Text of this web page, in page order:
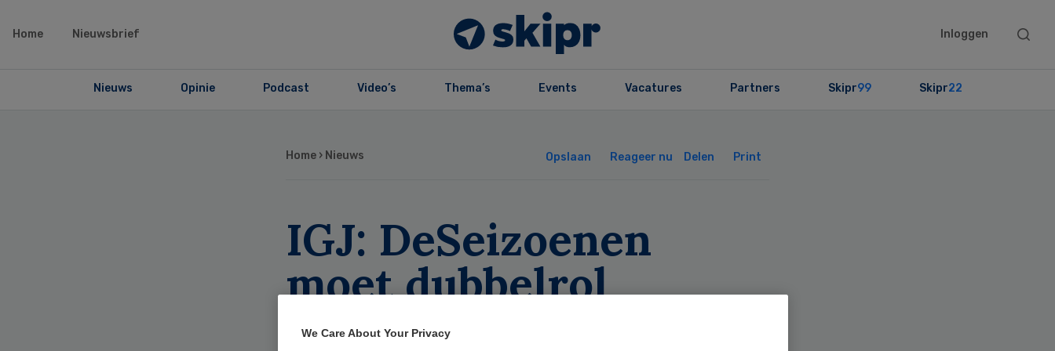
Home Nieuwsbrief Inloggen
Search
Nieuws Opinie Podcast Video’s Thema’s Events Vacatures Partners Skipr99 Skipr22
Home › Nieuws Opslaan Reageer nu Delen Print
IGJ: DeSeizoenen
moet dubbelrol
bestuurders direct
We Care About Your Privacy